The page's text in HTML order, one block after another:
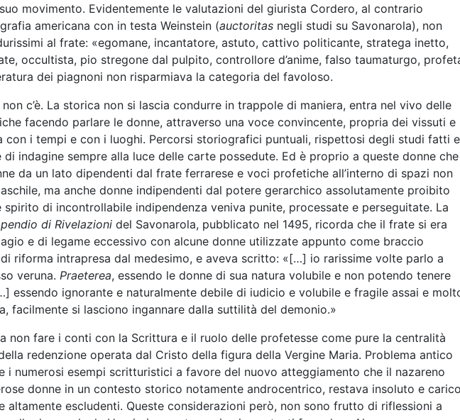
movimento. Evidentemente le valutazioni del giurista Cordero, al contrario
americana con in testa Weinstein (auctoritas negli studi su Savonarola), non
al frate: «egomane, incantatore, astuto, cattivo politicante, stratega inetto,
occultista, pio stregone dal pulpito, controllore d’anime, falso taumaturgo,
dei piagnoni non risparmiava la categoria del favoloso.
c’è. La storica non si lascia condurre in trappole di maniera, entra nel vivo delle
facendo parlare le donne, attraverso una voce convincente, propria dei vissuti e
con i tempi e con i luoghi. Percorsi storiografici puntuali, rispettosi degli studi fatti e
indagine sempre alla luce delle carte possedute. Ed è proprio a queste donne che
da un lato dipendenti dal frate ferrarese e voci profetiche all’interno di spazi non
ma anche donne indipendenti dal potere gerarchico assolutamente proibito
spirito di incontrollabile indipendenza veniva punite, processate e perseguitate. La
di Rivelazioni del Savonarola, pubblicato nel 1495, ricorda che il frate si era
e di legame eccessivo con alcune donne utilizzate appunto come braccio
riforma intrapresa dal medesimo, e aveva scritto: «[…] io rarissime volte parlo a
veruna. Praeterea, essendo le donne di sua natura volubile e non potendo tenere
essendo ignorante e naturalmente debile di iudicio e volubile e fragile assai e
facilmente si lasciono ingannare dalla suttilità del demonio.»
non fare i conti con la Scrittura e il ruolo delle profetesse come pure la centralità
redenzione operata dal Cristo della figura della Vergine Maria. Problema antico
i numerosi esempi scritturistici a favore del nuovo atteggiamento che il nazareno
donne in un contesto storico notamente androcentrico, restava insoluto e carico
altamente escludenti. Queste considerazioni però, non sono frutto di riflessioni a